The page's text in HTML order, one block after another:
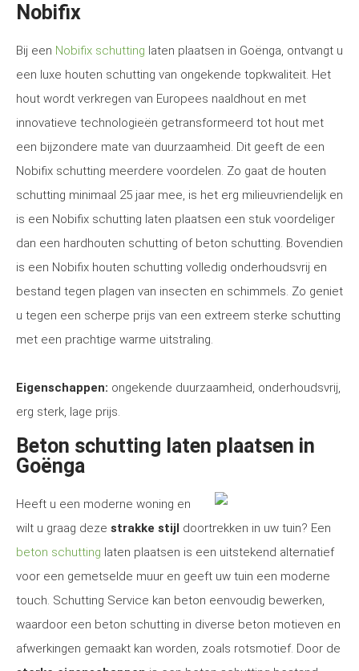
Nobifix
Bij een Nobifix schutting laten plaatsen in Goënga, ontvangt u
een luxe houten schutting van ongekende topkwaliteit. Het
hout wordt verkregen van Europees naaldhout en met
innovatieve technologieën getransformeerd tot hout met
een bijzondere mate van duurzaamheid. Dit geeft de een
Nobifix schutting meerdere voordelen. Zo gaat de houten
schutting minimaal 25 jaar mee, is het erg milieuvriendelijk en
is een Nobifix schutting laten plaatsen een stuk voordeliger
dan een hardhouten schutting of beton schutting. Bovendien
is een Nobifix houten schutting volledig onderhoudsvrij en
bestand tegen plagen van insecten en schimmels. Zo geniet
u tegen een scherpe prijs van een extreem sterke schutting
met een prachtige warme uitstraling.
Eigenschappen: ongekende duurzaamheid, onderhoudsvrij,
erg sterk, lage prijs.
Beton schutting laten plaatsen in
Goënga
Heeft u een moderne woning en
wilt u graag deze strakke stijl doortrekken in uw tuin? Een
beton schutting laten plaatsen is een uitstekend alternatief
voor een gemetselde muur en geeft uw tuin een moderne
touch. Schutting Service kan beton eenvoudig bewerken,
waardoor een beton schutting in diverse beton motieven en
afwerkingen gemaakt kan worden, zoals rotsmotief. Door de